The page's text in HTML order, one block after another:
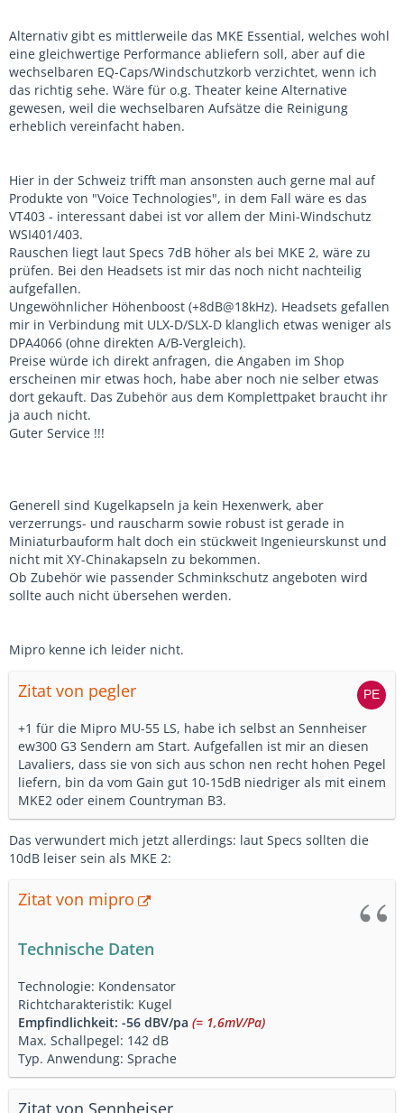
Alternativ gibt es mittlerweile das MKE Essential, welches wohl
eine gleichwertige Performance abliefern soll, aber auf die
wechselbaren EQ-Caps/Windschutzkorb verzichtet, wenn ich
das richtig sehe. Wäre für o.g. Theater keine Alternative
gewesen, weil die wechselbaren Aufsätze die Reinigung
erheblich vereinfacht haben.
Hier in der Schweiz trifft man ansonsten auch gerne mal auf
Produkte von "Voice Technologies", in dem Fall wäre es das
VT403 - interessant dabei ist vor allem der Mini-Windschutz
WSI401/403.
Rauschen liegt laut Specs 7dB höher als bei MKE 2, wäre zu
prüfen. Bei den Headsets ist mir das noch nicht nachteilig
aufgefallen.
Ungewöhnlicher Höhenboost (+8dB@18kHz). Headsets gefallen
mir in Verbindung mit ULX-D/SLX-D klanglich etwas weniger als
DPA4066 (ohne direkten A/B-Vergleich).
Preise würde ich direkt anfragen, die Angaben im Shop
erscheinen mir etwas hoch, habe aber noch nie selber etwas
dort gekauft. Das Zubehör aus dem Komplettpaket braucht ihr
ja auch nicht.
Guter Service !!!
Generell sind Kugelkapseln ja kein Hexenwerk, aber
verzerrungs- und rauscharm sowie robust ist gerade in
Miniaturbauform halt doch ein stückweit Ingenieurskunst und
nicht mit XY-Chinakapseln zu bekommen.
Ob Zubehör wie passender Schminkschutz angeboten wird
sollte auch nicht übersehen werden.
Mipro kenne ich leider nicht.
Zitat von pegler
+1 für die Mipro MU-55 LS, habe ich selbst an Sennheiser
ew300 G3 Sendern am Start. Aufgefallen ist mir an diesen
Lavaliers, dass sie von sich aus schon nen recht hohen Pegel
liefern, bin da vom Gain gut 10-15dB niedriger als mit einem
MKE2 oder einem Countryman B3.
Das verwundert mich jetzt allerdings: laut Specs sollten die
10dB leiser sein als MKE 2:
Zitat von mipro
Technische Daten
Technologie: Kondensator
Richtcharakteristik: Kugel
Empfindlichkeit: -56 dBV/pa (= 1,6mV/Pa)
Max. Schallpegel: 142 dB
Typ. Anwendung: Sprache
Zitat von Sennheiser